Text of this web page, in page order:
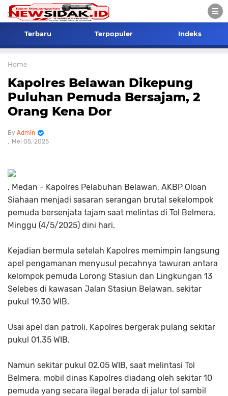
Terbaru Terpopuler Indeks
Home
Kapolres Belawan Dikepung
Puluhan Pemuda Bersajam, 2
Orang Kena Dor
Admin
Mei 05, 2025
, Medan - Kapolres Pelabuhan Belawan, AKBP Oloan
Siahaan menjadi sasaran serangan brutal sekelompok
pemuda bersenjata tajam saat melintas di Tol Belmera,
Minggu (4/5/2025) dini hari.
Kejadian bermula setelah Kapolres memimpin langsung
apel pengamanan menyusul pecahnya tawuran antara
kelompok pemuda Lorong Stasiun dan Lingkungan 13
Selebes di kawasan Jalan Stasiun Belawan, sekitar
pukul 19.30 WIB.
Usai apel dan patroli, Kapolres bergerak pulang sekitar
pukul 01.35 WIB.
Namun sekitar pukul 02.05 WIB, saat melintasi Tol
Belmera, mobil dinas Kapolres diadang oleh sekitar 10
pemuda yang secara ilegal berada di jalur tol sambil